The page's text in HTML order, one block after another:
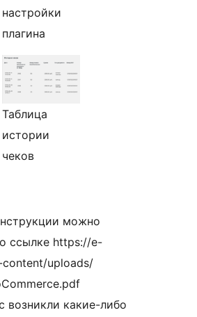
настройки
плагина
Таблица
истории
чеков
можно
ссылке https://e-
uploads/
возникли какие-либо